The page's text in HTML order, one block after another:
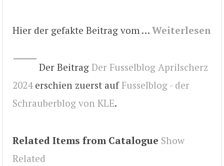
Hier der gefakte Beitrag vom … Weiterlesen
Der Beitrag Der Fusselblog Aprilscherz
2024erschien zuerst aufFusselblog - der
Schrauberblog von KLE.
Related Items from Catalogue Show
Related